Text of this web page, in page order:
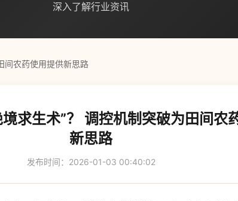
深入了解行业资讯
间农药使用提供新思路
求生术”？ 调控机制突破为田间农
新思路
发布时间：2026-01-03 00:40:02